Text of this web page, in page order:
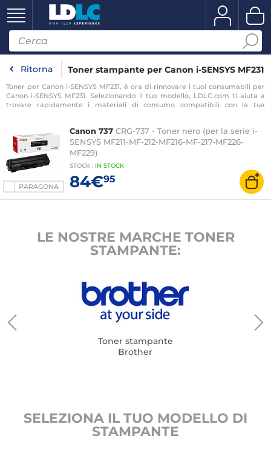
Ritorna Toner stampante per Canon i-SENSYS MF231
Toner per Canon i-SENSYS MF231, è ora di rinnovare i tuoi consumabili per
Canon i-SENSYS MF231. Selezionando il tuo modello, LDLC.com ti aiuta a
trovare rapidamente i materiali di consumo compatibili con la tua
PARAGONA
Canon 737 CRG-737 - Toner nero (per la serie i-
SENSYS MF211-MF-212-MF216-MF-217-MF226-
MF229)
STOCK : IN STOCK
84€95
LE NOSTRE MARCHE TONER
STAMPANTE:
Toner stampante
Brother
SELEZIONA IL TUO MODELLO DI
STAMPANTE